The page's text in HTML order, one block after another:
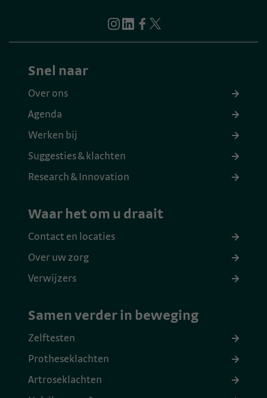
Snel naar
Over ons
Agenda
Werken bij
Suggesties & klachten
Research & Innovation
Waar het om u draait
Contact en locaties
Over uw zorg
Verwijzers
Samen verder in beweging
Zelftesten
Protheseklachten
Artroseklachten